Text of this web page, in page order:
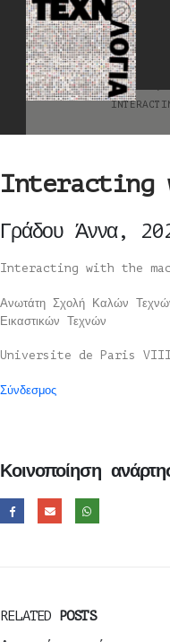
HOME BLOG
Interacting
Γράδου Άννα,
Interacting with the
Ανωτάτη Σχολή Καλών
Εικαστικών Τεχνών
Universite de Paris
Σύνδεσμος
Κοινοποίηση
RELATED POSTS